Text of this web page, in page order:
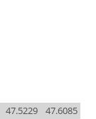
47.6085
47.5229